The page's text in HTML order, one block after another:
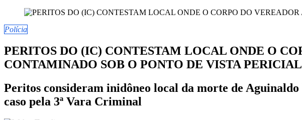
Polícia
PERITOS DO (IC) CONTESTAM LOCAL ONDE O
CONTAMINADO SOB O PONTO DE VISTA PERICIAL
Peritos consideram inidôneo local da morte de
caso pela 3ª Vara Criminal